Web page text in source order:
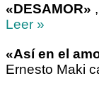
«DESAMOR»
Leer »
«Así en el
Ernesto Maki